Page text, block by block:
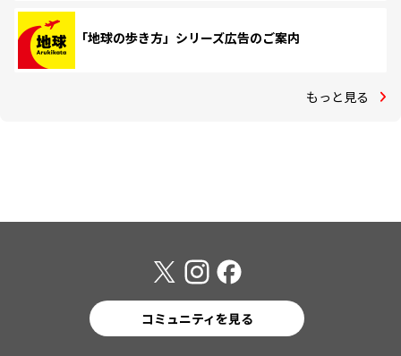
「地球の歩き方」シリーズ広告のご案内
もっと見る
コミュニティを見る